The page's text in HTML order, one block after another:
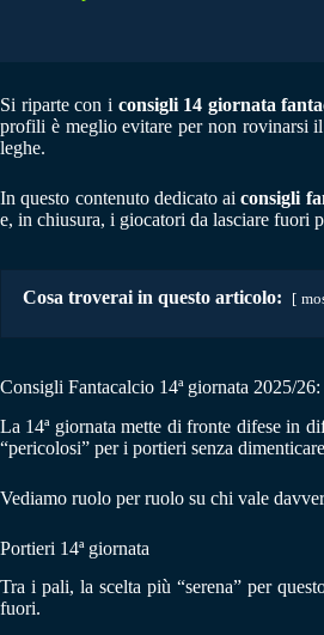
Si riparte con i consigli 14 giornata
profili è meglio evitare per non rovinarsi il
leghe.
In questo contenuto dedicato aiconsigli
e, in chiusura, i giocatori da lasciare fuori
Cosa troverai in questo articolo:
Consigli Fantacalcio 14ª giornata 2025/
La 14ª giornata mette di fronte difese in
“pericolosi” per i portieri senza
Vediamo ruolo per ruolo su chi vale
Portieri 14ª giornata
Tra i pali, la scelta più “serena” per
fuori.